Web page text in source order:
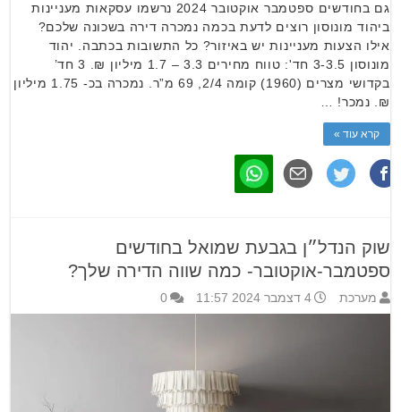
גם בחודשים ספטמבר אוקטובר 2024 נרשמו עסקאות מעניינות
ביהוד מונוסון רוצים לדעת בכמה נמכרה דירה בשכונה שלכם?
אילו הצעות מעניינות יש באיזור? כל התשובות בכתבה. יהוד
מונוסון 3-3.5 חד': טווח מחירים 3.3 – 1.7 מיליון ₪. 3 חד’
בקדושי מצרים (1960) קומה 2/4, 69 מ”ר. נמכרה בכ- 1.75 מיליון
₪. נמכר! …
קרא עוד »
שוק הנדל״ן בגבעת שמואל בחודשים
ספטמבר-אוקטובר- כמה שווה הדירה שלך?
מערכת 4 דצמבר 2024 11:57 0